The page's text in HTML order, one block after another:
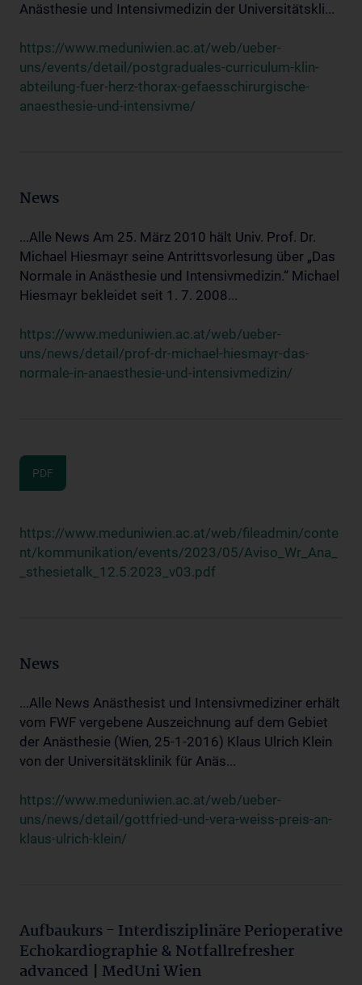
Anästhesie und Intensivmedizin der Universitätskli...
https://www.meduniwien.ac.at/web/ueber-
uns/events/detail/postgraduales-curriculum-klin-
abteilung-fuer-herz-thorax-gefaesschirurgische-
anaesthesie-und-intensivme/
News
...Alle News Am 25. März 2010 hält Univ. Prof. Dr.
Michael Hiesmayr seine Antrittsvorlesung über „Das
Normale in Anästhesie und Intensivmedizin.“ Michael
Hiesmayr bekleidet seit 1. 7. 2008...
https://www.meduniwien.ac.at/web/ueber-
uns/news/detail/prof-dr-michael-hiesmayr-das-
normale-in-anaesthesie-und-intensivmedizin/
PDF
https://www.meduniwien.ac.at/web/fileadmin/conte
nt/kommunikation/events/2023/05/Aviso_Wr_Ana_
_sthesietalk_12.5.2023_v03.pdf
News
...Alle News Anästhesist und Intensivmediziner erhält
vom FWF vergebene Auszeichnung auf dem Gebiet
der Anästhesie (Wien, 25-1-2016) Klaus Ulrich Klein
von der Universitätsklinik für Anäs...
https://www.meduniwien.ac.at/web/ueber-
uns/news/detail/gottfried-und-vera-weiss-preis-an-
klaus-ulrich-klein/
Aufbaukurs - Interdisziplinäre Perioperative
Echokardiographie & Notfallrefresher
advanced | MedUni Wien